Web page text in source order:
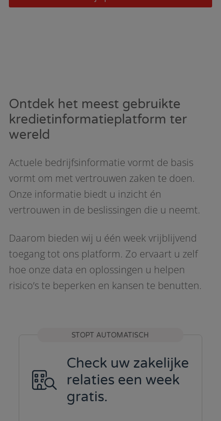
Ontdek het meest gebruikte
kredietinformatieplatform ter
wereld
Actuele bedrijfsinformatie vormt de basis
vormt om met vertrouwen zaken te doen.
Onze informatie biedt u inzicht én
vertrouwen in de beslissingen die u neemt.
Daarom bieden wij u één week vrijblijvend
toegang tot ons platform. Zo ervaart u zelf
hoe onze data en oplossingen u helpen
risico’s te beperken en kansen te benutten.
STOPT AUTOMATISCH
Check uw zakelijke
relaties een week
gratis.